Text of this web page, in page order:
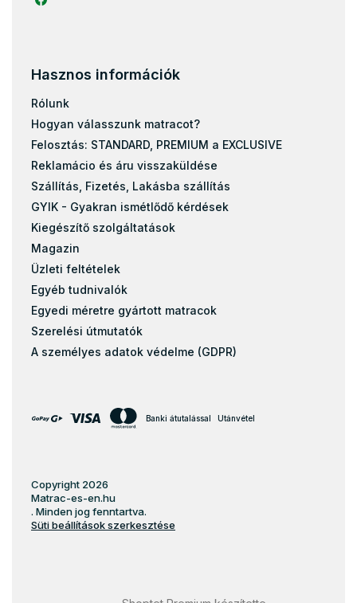
Hasznos információk
Rólunk
Hogyan válasszunk matracot?
Felosztás: STANDARD, PREMIUM a EXCLUSIVE
Reklamácio és áru visszaküldése
Szállítás, Fizetés, Lakásba szállítás
GYIK - Gyakran ismétlődő kérdések
Kiegészítő szolgáltatások
Magazin
Üzleti feltételek
Egyéb tudnivalók
Egyedi méretre gyártott matracok
Szerelési útmutatók
A személyes adatok védelme (GDPR)
Banki átutalással Utánvétel
Copyright 2026
Matrac-es-en.hu
. Minden jog fenntartva.
Süti beállítások szerkesztése